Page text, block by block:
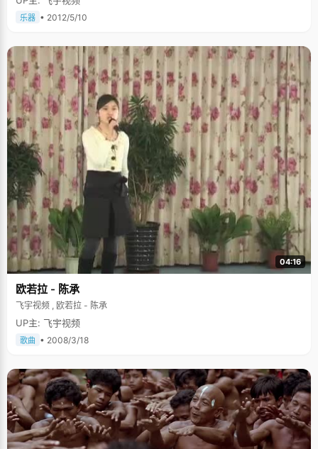
乐器 • 2012/5/10
04:16
欧若拉 - 陈承
飞宇视频 , 欧若拉 - 陈承
UP主: 飞宇视频
歌曲 • 2008/3/18